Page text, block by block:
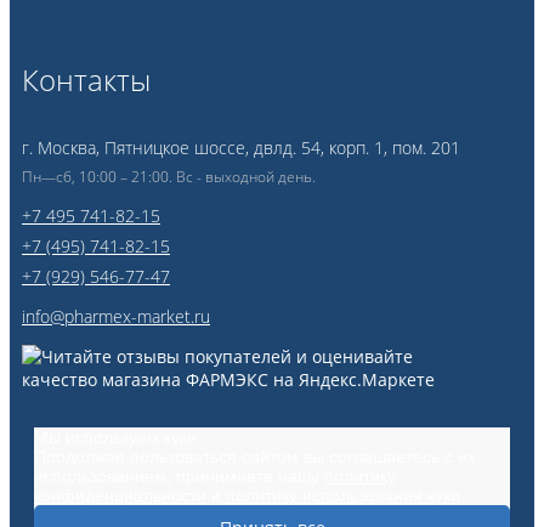
Контакты
г. Москва, Пятницкое шоссе, двлд. 54, корп. 1, пом. 201
Пн—сб, 10:00 – 21:00. Вс - выходной день.
+7 495 741-82-15
+7 (495) 741-82-15
+7 (929) 546-77-47
info@pharmex-market.ru